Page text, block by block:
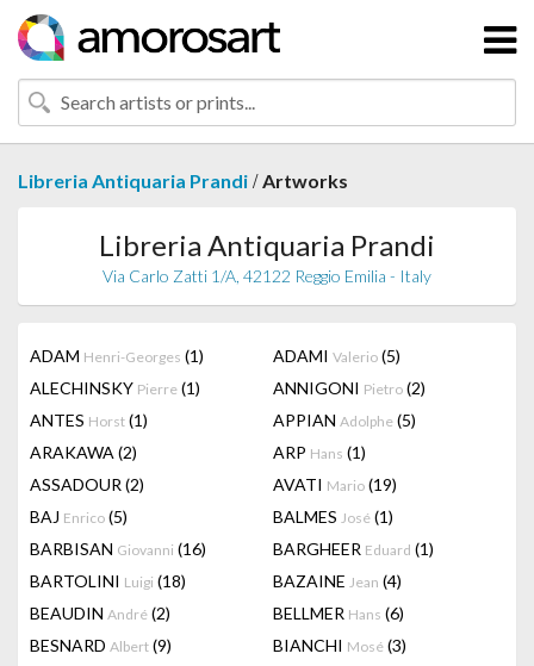
Libreria Antiquaria Prandi /Artworks
Libreria Antiquaria Prandi
Via Carlo Zatti 1/A, 42122 Reggio Emilia - Italy
ADAM Henri-Georges (1) ADAMI Valerio (5)
ALECHINSKY Pierre (1) ANNIGONI Pietro (2)
ANTES Horst (1) APPIAN Adolphe (5)
ARAKAWA (2) ARP Hans (1)
ASSADOUR (2) AVATI Mario (19)
BAJ Enrico (5) BALMES José (1)
BARBISAN Giovanni (16) BARGHEER Eduard (1)
BARTOLINI Luigi (18) BAZAINE Jean (4)
BEAUDIN André (2) BELLMER Hans (6)
BESNARD Albert (9) BIANCHI Mosé (3)